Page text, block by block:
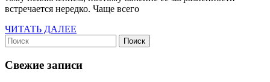
топливной
двигателя
встречается нередко. Чаще всего
ЧИТАТЬ ДАЛЕЕ
Найти:
Свежие записи